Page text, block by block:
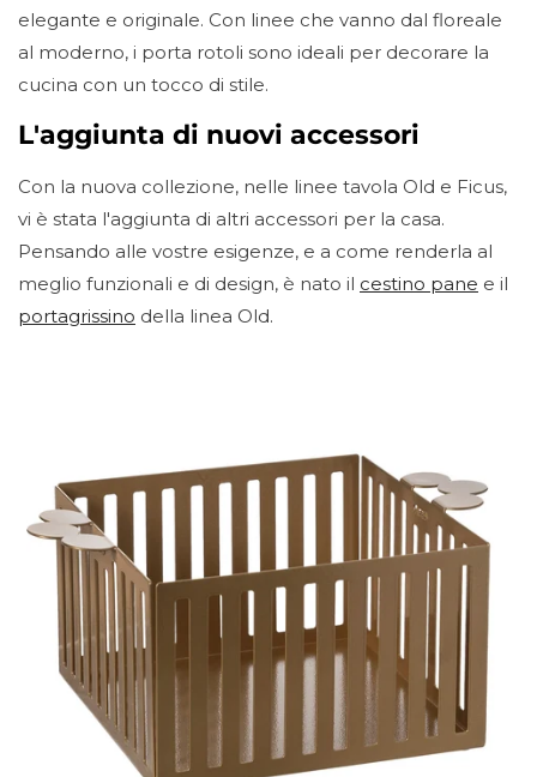
elegante e originale. Con linee che vanno dal floreale
al moderno, i porta rotoli sono ideali per decorare la
cucina con un tocco di stile.
L'aggiunta di nuovi accessori
Con la nuova collezione, nelle linee tavola Old e Ficus,
vi è stata l'aggiunta di altri accessori per la casa.
Pensando alle vostre esigenze, e a come renderla al
meglio funzionali e di design, è nato il cestino pane e il
portagrissino della linea Old.